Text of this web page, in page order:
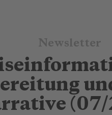
Newsletter